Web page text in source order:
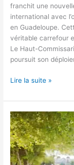
franchit une
international avec
en Guadeloupe.
véritable carrefour
Le Haut-
poursuit son
Lire la suite »
Crise
de
l’eau
en
Guadeloupe